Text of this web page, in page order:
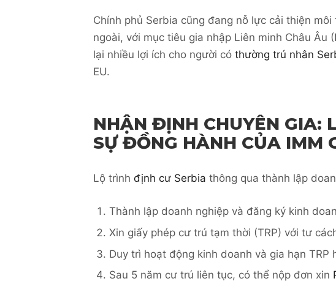
Chính phủ Serbia cũng đang nỗ lực cải thiện
ngoài, với mục tiêu gia nhập Liên minh Châu
lại nhiều lợi ích cho người có thường trú nhân
EU.
NHẬN ĐỊNH CHUYÊN GIA:
SỰ ĐỒNG HÀNH CỦA IMM
Lộ trình định cư Serbia thông qua thành lập
Thành lập doanh nghiệp và đăng ký kinh
Xin giấy phép cư trú tạm thời (TRP) với tư
Duy trì hoạt động kinh doanh và gia hạn TRP
Sau 5 năm cư trú liên tục, có thể nộp đơn xin